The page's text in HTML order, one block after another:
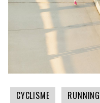
CYCLISME RUNNING